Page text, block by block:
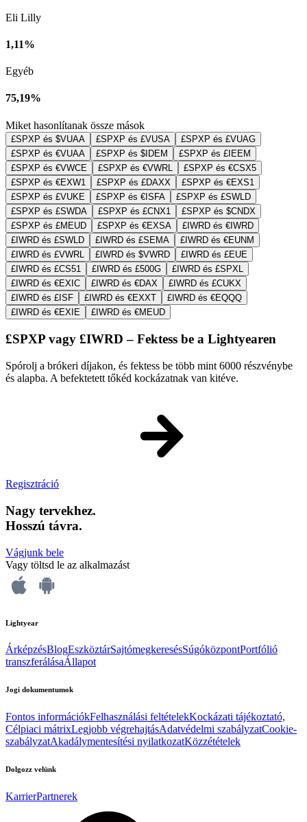
Eli Lilly
1,11%
Egyéb
75,19%
Miket hasonlítanak össze mások
£SPXP és $VUAA £SPXP és £VUSA
£SPXP és £VUAG
£SPXP és €VUAA
£SPXP és $IDEM
£SPXP és £IEEM
£SPXP és €VWCE
£SPXP és €VWRL
£SPXP és €CSX5
£SPXP és €EXW1
£SPXP és £DAXX
£SPXP és €EXS1
£SPXP és £VUKE
£SPXP és €ISFA
£SPXP és £SWLD
£SPXP és £SWDA
£SPXP és £CNX1
£SPXP és $CNDX
£SPXP és £MEUD
£SPXP és €EXSA
£IWRD és €IWRD
£IWRD és £SWLD
£IWRD és £SEMA
£IWRD és €EUNM
£IWRD és £VWRL
£IWRD és $VWRD
£IWRD és £EUE
£IWRD és £CS51
£IWRD és £500G
£IWRD és £SPXL
£IWRD és €EXIC
£IWRD és €DAX
£IWRD és £CUKX
£IWRD és £ISF
£IWRD és €EXXT
£IWRD és €EQQQ
£IWRD és €EXIE
£IWRD és €MEUD
£SPXP vagy £IWRD – Fektess be a Lightyearen
Spórolj a brókeri díjakon, és fektess be több mint 6000 részvénybe
és alapba. A befektetett tőkéd kockázatnak van kitéve.
Regisztráció
Nagy tervekhez.
Hosszú távra.
Vágjunk bele
Vagy töltsd le az alkalmazást
Lightyear
ÁrképzésBlogEszköztárSajtómegkeresésSúgóközpontPortfólió
transzferálásaÁllapot
Jogi dokumentumok
Fontos információkFelhasználási feltételekKockázati tájékoztató,
Célpiaci mátrixLegjobb végrehajtásAdatvédelmi szabályzatCookie-
szabályzatAkadálymentesítési nyilatkozatKözzétételek
Dolgozz velünk
KarrierPartnerek